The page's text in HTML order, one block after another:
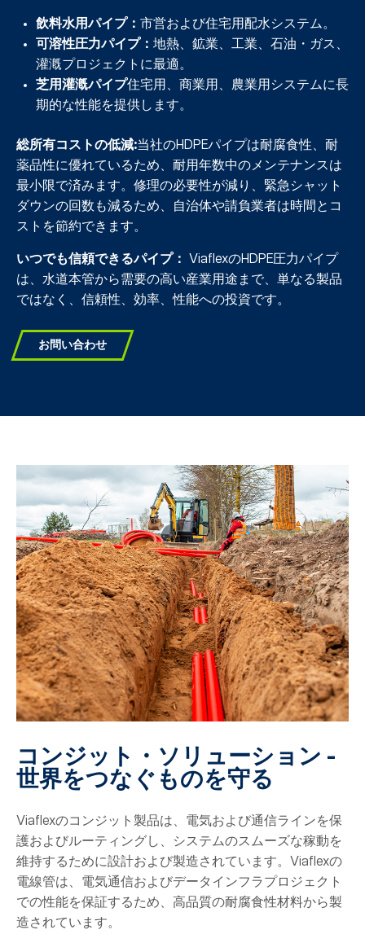
飲料水用パイプ： 市営および住宅用配水システム。
可溶性圧力パイプ： 地熱、鉱業、工業、石油・ガス、
灌漑プロジェクトに最適。
芝用灌漑パイプ住宅用、商業用、農業用システムに長
期的な性能を提供します。
総所有コストの低減:当社のHDPEパイプは耐腐食性、耐
薬品性に優れているため、耐用年数中のメンテナンスは
最小限で済みます。修理の必要性が減り、緊急シャット
ダウンの回数も減るため、自治体や請負業者は時間とコ
ストを節約できます。
いつでも信頼できるパイプ： ViaflexのHDPE圧力パイプ
は、水道本管から需要の高い産業用途まで、単なる製品
ではなく、信頼性、効率、性能への投資です。
お問い合わせ
コンジット・ソリューション -
世界をつなぐものを守る
Viaflexのコンジット製品は、電気および通信ラインを保
護およびルーティングし、システムのスムーズな稼動を
維持するために設計および製造されています。Viaflexの
電線管は、電気通信およびデータインフラプロジェクト
での性能を保証するため、高品質の耐腐食性材料から製
造されています。